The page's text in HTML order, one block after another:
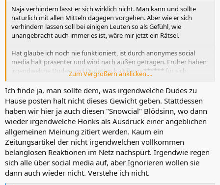
Naja verhindern lässt er sich wirklich nicht. Man kann und sollte
natürlich mit allen Mitteln dagegen vorgehen. Aber wie er sich
verhindern lassen soll bei einigen Leuten so als Gefühl, wie
unangebracht auch immer es ist, wäre mir jetzt ein Rätsel.
Hat glaube ich noch nie funktioniert, ist durch anonymes social
media halt präsenter und wird nach außen getragen. Früher haben
irgendwelche Dudes und Dudettes halt ihren ****** für sich
behalten, aber gehasst haben sie ja dennoch.
Zum Vergrößern anklicken....
Ich finde ja, man sollte dem, was irgendwelche Dudes zu
Hause posten halt nicht dieses Gewicht geben. Stattdessen
haben wir hier ja auch diesen "Snowcial" Blödsinn, wo dann
wieder irgendwelche Honks als Ausdruck einer angeblichen
allgemeinen Meinung zitiert werden. Kaum ein
Zeitungsartikel der nicht irgendwelchen vollkommen
belanglosen Reaktionen im Netz nachspürt. Irgendwie regen
sich alle über social media auf, aber Ignorieren wollen sie
dann auch wieder nicht. Verstehe ich nicht.